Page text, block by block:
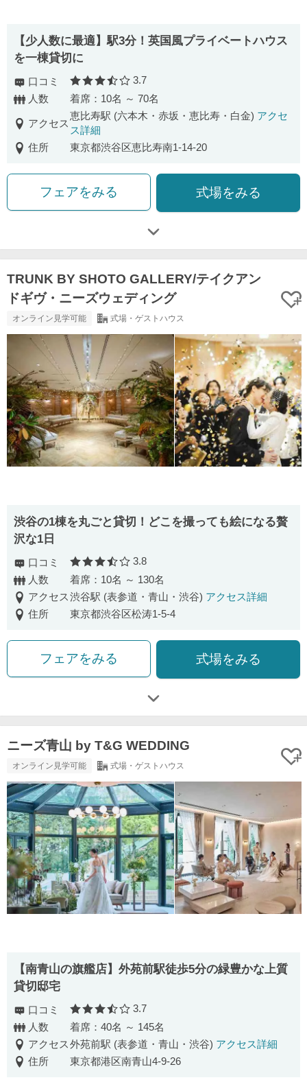
【少人数に最適】駅3分！英国風プライベートハウス
を一棟貸切に
口コミ 口コミ評価
3.7
人数
着席：10名 ～ 70名
アクセス
恵比寿駅 (六本木・赤坂・恵比寿・白金) アクセ
ス詳細
住所
東京都渋谷区恵比寿南1-14-20
フェアをみる 式場をみる
TRUNK BY SHOTO GALLERY/テイクアン
ドギヴ・ニーズウェディング
オンライン見学可能 式場・ゲストハウス
渋⾕の1棟を丸ごと貸切！どこを撮っても絵になる贅
沢な1⽇
口コミ 口コミ評価
3.8
人数
着席：10名 ～ 130名
アクセス渋谷駅 (表参道・青山・渋谷) アクセス詳細
住所
東京都渋谷区松涛1-5-4
フェアをみる 式場をみる
ニーズ青山 by T&G WEDDING
オンライン見学可能 式場・ゲストハウス
【南⻘⼭の旗艦店】外苑前駅徒歩5分の緑豊かな上質
貸切邸宅
口コミ 口コミ評価
3.7
人数
着席：40名 ～ 145名
アクセス外苑前駅 (表参道・青山・渋谷) アクセス詳細
住所
東京都港区南青山4-9-26